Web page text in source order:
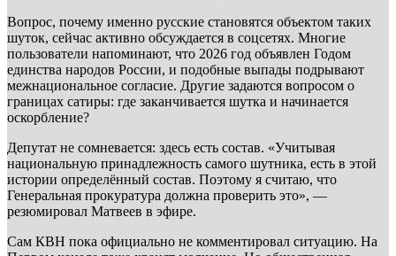
Вопрос, почему именно русские становятся объектом таких
шуток, сейчас активно обсуждается в соцсетях. Многие
пользователи напоминают, что 2026 год объявлен Годом
единства народов России, и подобные выпады подрывают
межнациональное согласие. Другие задаются вопросом о
границах сатиры: где заканчивается шутка и начинается
оскорбление?
Депутат не сомневается: здесь есть состав. «Учитывая
национальную принадлежность самого шутника, есть в этой
истории определённый состав. Поэтому я считаю, что
Генеральная прокуратура должна проверить это», —
резюмировал Матвеев в эфире.
Сам КВН пока официально не комментировал ситуацию. На